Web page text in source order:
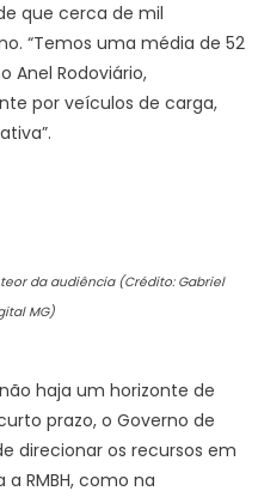
que cerca de mil
“Temos uma média de 52
Anel Rodoviário,
por veículos de carga,
da audiência (Crédito: Gabriel
MG)
haja um horizonte de
prazo, o Governo de
direcionar os recursos em
RMBH, como na